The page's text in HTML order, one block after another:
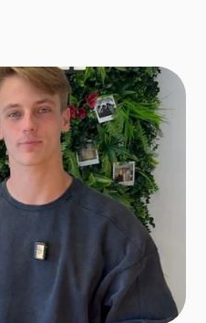
een
om AI in te
de meest
uw bedrijf. Wij
een heldere,
een